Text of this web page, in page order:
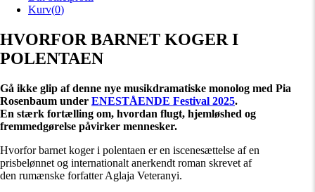
Kurv(0)
HVORFOR BARNET KOGER I
POLENTAEN
Gå ikke glip af denne nye musikdramatiske monolog med Pia
Rosenbaum under ENESTÅENDE Festival 2025.
En stærk fortælling om, hvordan flugt, hjemløshed og
fremmedgørelse påvirker mennesker.
Hvorfor barnet koger i polentaen er en iscenesættelse af en
prisbelønnet og internationalt anerkendt roman skrevet af
den rumænske forfatter Aglaja Veteranyi.